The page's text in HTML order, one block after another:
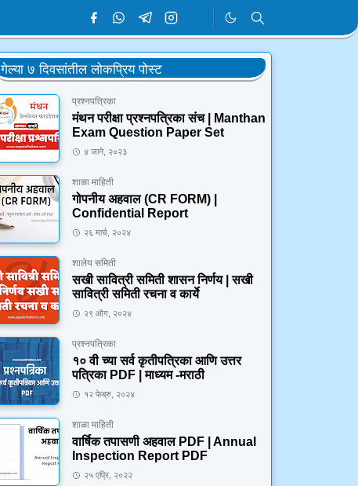
गेल्या ७ दिवसांतील लोकप्रिय पोस्ट
प्रश्नपत्रिका
मंथन परीक्षा प्रश्नपत्रिका संच | Manthan
Exam Question Paper Set
४ जाने, २०२३
शाळा माहिती
गोपनीय अहवाल (CR FORM) |
Confidential Report
२६ मार्च, २०२४
शालेय समिती
सखी सावित्री समिती शासन निर्णय | सखी
सावित्री समिती रचना व कार्ये
२९ ऑग, २०२४
प्रश्नपत्रिका
१० वी च्या सर्व कृतीपत्रिका आणि उत्तर
पत्रिका PDF | माध्यम -मराठी
१२ फेब्रु, २०२४
शाळा माहिती
वार्षिक तपासणी अहवाल PDF | Annual
Inspection Report PDF
२५ एप्रि, २०२२